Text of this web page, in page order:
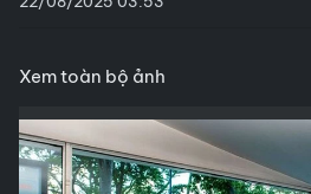
Xem toàn bộ ảnh